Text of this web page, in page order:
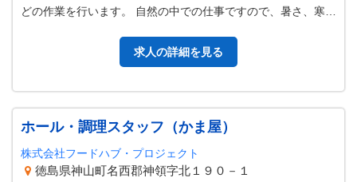
どの作業を行います。 自然の中での仕事ですので、暑さ、寒さ
求人の詳細を見る
ホール・調理スタッフ（かま屋）
株式会社フードハブ・プロジェクト
徳島県神山町名西郡神領字北１９０－１